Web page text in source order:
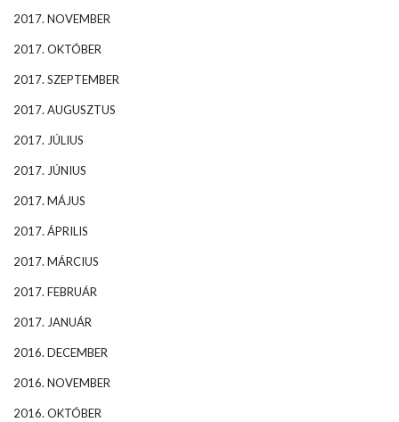
2017. NOVEMBER
2017. OKTÓBER
2017. SZEPTEMBER
2017. AUGUSZTUS
2017. JÚLIUS
2017. JÚNIUS
2017. MÁJUS
2017. ÁPRILIS
2017. MÁRCIUS
2017. FEBRUÁR
2017. JANUÁR
2016. DECEMBER
2016. NOVEMBER
2016. OKTÓBER